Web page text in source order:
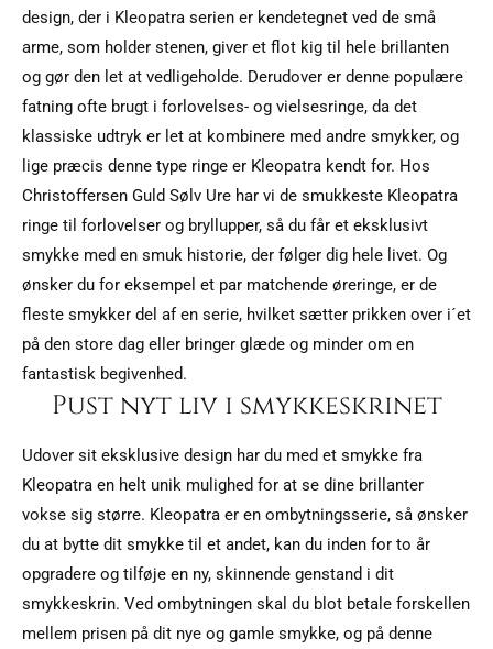
design, der i Kleopatra serien er kendetegnet ved de små
arme, som holder stenen, giver et flot kig til hele brillanten
og gør den let at vedligeholde. Derudover er denne populære
fatning ofte brugt i forlovelses- og vielsesringe, da det
klassiske udtryk er let at kombinere med andre smykker, og
lige præcis denne type ringe er Kleopatra kendt for. Hos
Christoffersen Guld Sølv Ure har vi de smukkeste Kleopatra
ringe til forlovelser og bryllupper, så du får et eksklusivt
smykke med en smuk historie, der følger dig hele livet. Og
ønsker du for eksempel et par matchende øreringe, er de
fleste smykker del af en serie, hvilket sætter prikken over i´et
på den store dag eller bringer glæde og minder om en
fantastisk begivenhed.
Pust nyt liv i smykkeskrinet
Udover sit eksklusive design har du med et smykke fra
Kleopatra en helt unik mulighed for at se dine brillanter
vokse sig større. Kleopatra er en ombytningsserie, så ønsker
du at bytte dit smykke til et andet, kan du inden for to år
opgradere og tilføje en ny, skinnende genstand i dit
smykkeskrin. Ved ombytningen skal du blot betale forskellen
mellem prisen på dit nye og gamle smykke, og på denne